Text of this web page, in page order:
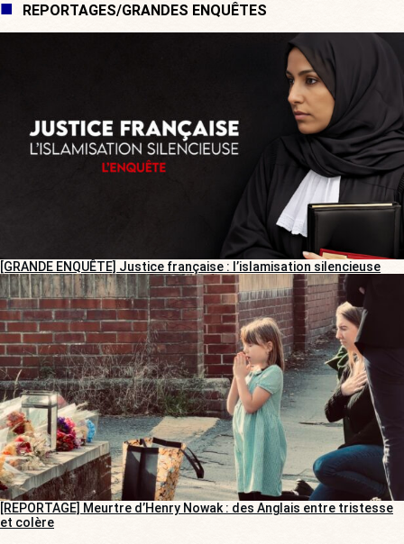
REPORTAGES/GRANDES ENQUÊTES
[GRANDE ENQUÊTE] Justice française : l’islamisation silencieuse
[REPORTAGE] Meurtre d’Henry Nowak : des Anglais entre tristesse
et colère